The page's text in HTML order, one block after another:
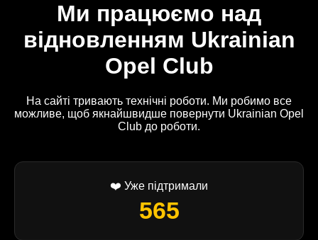
Ми працюємо над
відновленням Ukrainian
Opel Club
На сайті тривають технічні роботи. Ми робимо все
можливе, щоб якнайшвидше повернути Ukrainian Opel
Club до роботи.
❤️ Уже підтримали
565